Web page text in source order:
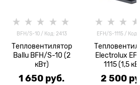
BFH/S-10 / Код: 2413
Тепловентилятор
Ballu BFH/S-10 (2
кВт)
1 650 руб.
EFH/S-1115 /
Electrolux
1115 (1,5
2 500